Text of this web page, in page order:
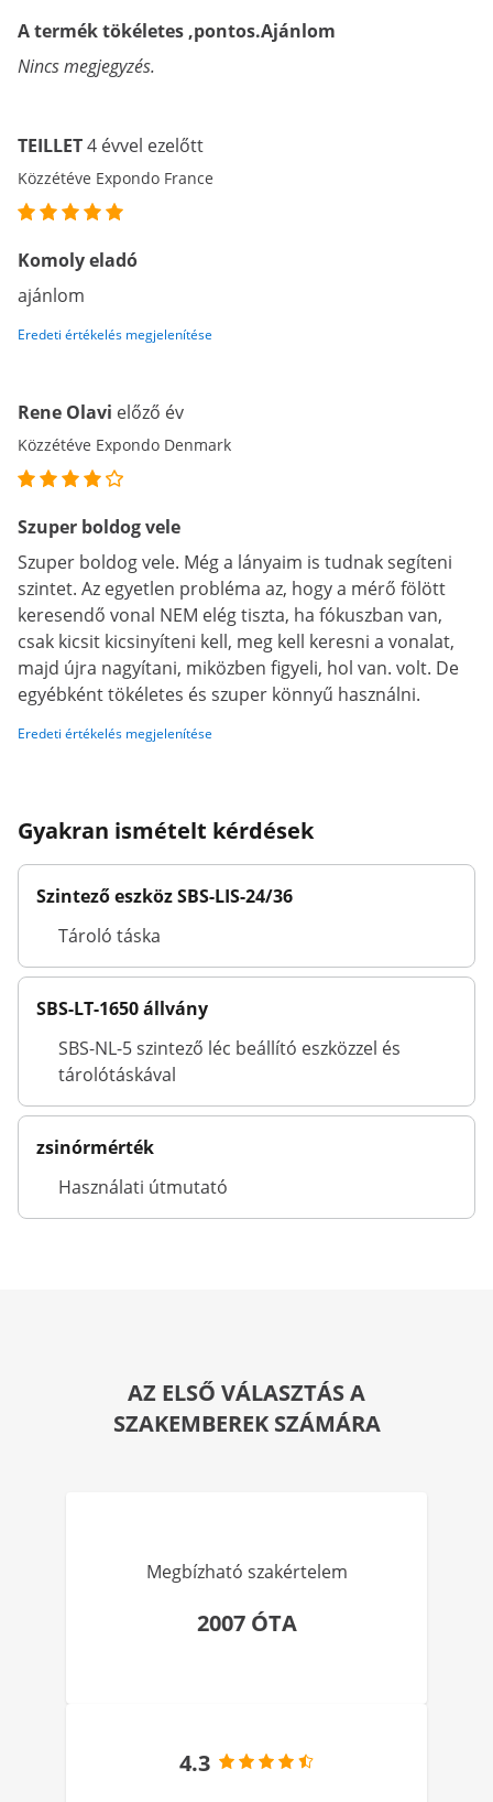
A termék tökéletes ,pontos.Ajánlom
Nincs megjegyzés.
TEILLET4 évvel ezelőtt
Közzétéve Expondo France
Komoly eladó
ajánlom
Eredeti értékelés megjelenítése
Rene Olavi előző év
Közzétéve Expondo Denmark
Szuper boldog vele
Szuper boldog vele. Még a lányaim is tudnak segíteni
szintet. Az egyetlen probléma az, hogy a mérő fölött
keresendő vonal NEM elég tiszta, ha fókuszban van,
csak kicsit kicsinyíteni kell, meg kell keresni a vonalat,
majd újra nagyítani, miközben figyeli, hol van. volt. De
egyébként tökéletes és szuper könnyű használni.
Eredeti értékelés megjelenítése
Gyakran ismételt kérdések
Szintező eszköz SBS-LIS-24/36
Tároló táska
SBS-LT-1650 állvány
SBS-NL-5 szintező léc beállító eszközzel és
tárolótáskával
zsinórmérték
Használati útmutató
AZ ELSŐ VÁLASZTÁS A
SZAKEMBEREK SZÁMÁRA
Megbízható szakértelem
2007 ÓTA
4.3